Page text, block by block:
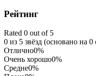
Рейтинг
Rated 0 out of 5
0 из 5 звёзд (основано на 0
Отлично0%
Очень хорошо0%
Средне0%